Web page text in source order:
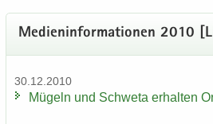
Me­di­en­in­for­ma­tio­nen 2010
30.12.2010
Mü­geln und Schwe­ta er­hal­ten